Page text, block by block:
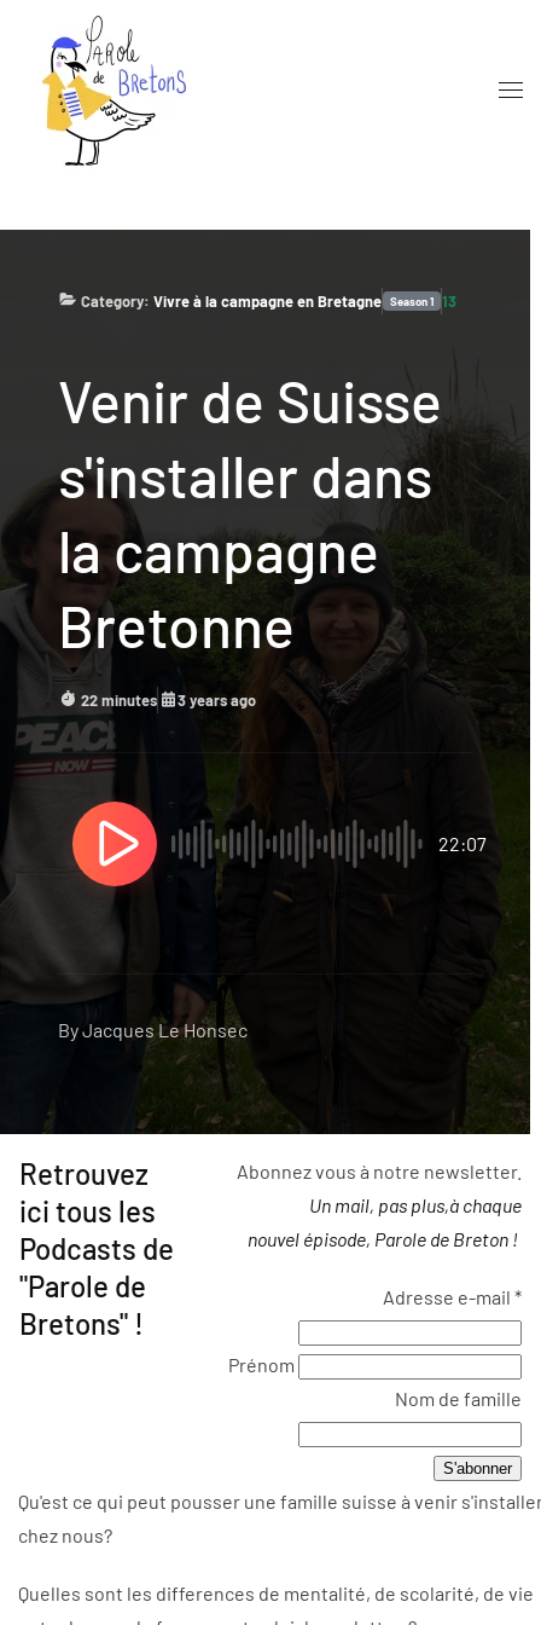
Skip to main content
Category: Vivre à la campagne en Bretagne Season1 13
Venir de Suisse
s'installer dans
la campagne
Bretonne
22 minutes 3 years ago
22:07
ByJacques Le Honsec
Retrouvez
ici tous les
Podcasts de
"Parole de
Bretons" !
Abonnez vous à notre newsletter.
Un mail, pas plus,à chaque
nouvel épisode, Parole de Breton !
Adresse e-mail *
Prénom
Nom de famille
Qu'est ce qui peut pousser une famille suisse à venir
chez nous?
Quelles sont les differences de mentalité, de scolarité, de vie